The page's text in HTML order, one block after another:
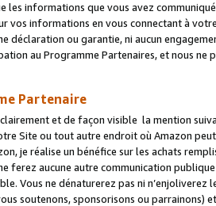
les informations que vous avez
vos informations en vous connectant à
déclaration ou garantie, ni aucun
au Programme Partenaires, et nous
Partenaire
et de façon visible la mention
Site ou tout autre endroit où Amazon
je réalise un bénéfice sur les achats
ferez aucune autre communication
Vous ne dénaturerez pas ni
soutenons, sponsorisons ou parrainons)